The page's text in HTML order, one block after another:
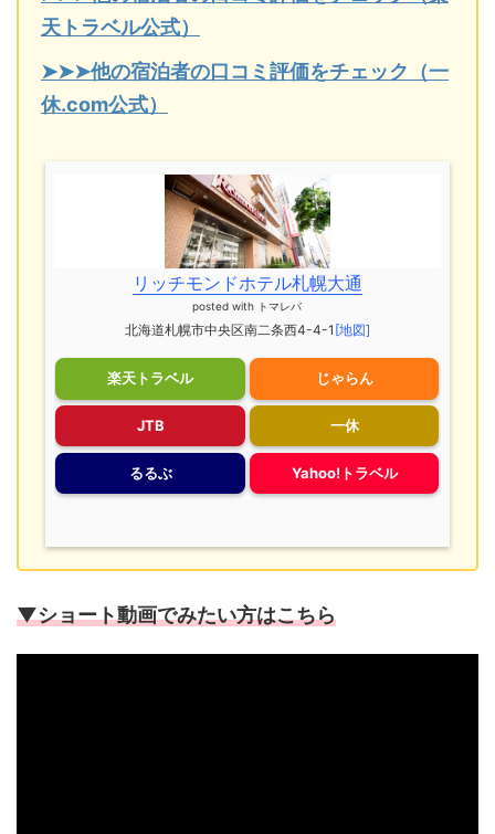
天トラベル公式）
➤➤➤他の宿泊者の口コミ評価をチェック（一
休.com公式）
リッチモンドホテル札幌大通
posted with トマレバ
北海道札幌市中央区南二条西4-4-1 [地図]
楽天トラベル じゃらん
JTB 一休
るるぶ Yahoo!トラベル
▼ショート動画でみたい方はこちら